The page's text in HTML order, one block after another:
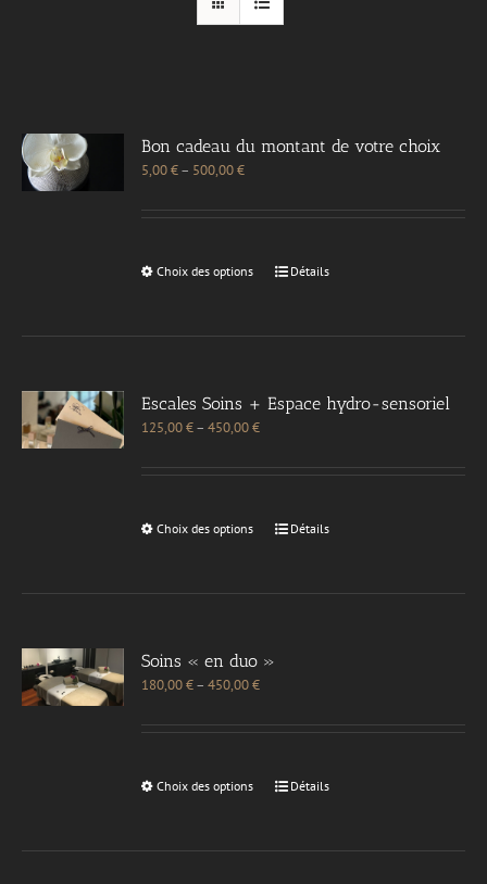
Bon cadeau du montant de votre choix
5,00€– 500,00€
Choix des options Détails
Escales Soins + Espace hydro-sensoriel
125,00€–450,00€
Choix des options Détails
Soins « en duo »
180,00€–450,00€
Choix des options Détails